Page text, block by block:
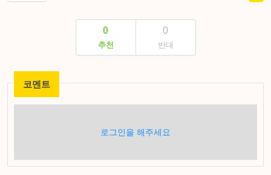
0
추천
0
반대
코멘트
로그인을 해주세요